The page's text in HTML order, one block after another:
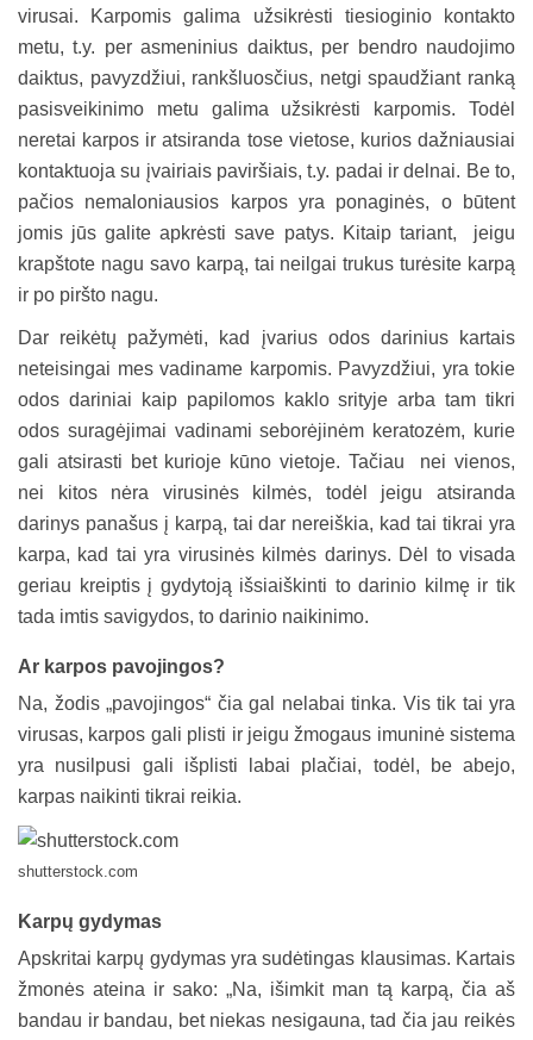
virusai. Karpomis galima užsikrėsti tiesioginio kontakto
metu, t.y. per asmeninius daiktus, per bendro naudojimo
daiktus, pavyzdžiui, rankšluosčius, netgi spaudžiant ranką
pasisveikinimo metu galima užsikrėsti karpomis. Todėl
neretai karpos ir atsiranda tose vietose, kurios dažniausiai
kontaktuoja su įvairiais paviršiais, t.y. padai ir delnai. Be to,
pačios nemaloniausios karpos yra ponaginės, o būtent
jomis jūs galite apkrėsti save patys. Kitaip tariant, jeigu
krapštote nagu savo karpą, tai neilgai trukus turėsite karpą
ir po piršto nagu.
Dar reikėtų pažymėti, kad įvarius odos darinius kartais
neteisingai mes vadiname karpomis. Pavyzdžiui, yra tokie
odos dariniai kaip papilomos kaklo srityje arba tam tikri
odos suragėjimai vadinami seborėjinėm keratozėm, kurie
gali atsirasti bet kurioje kūno vietoje. Tačiau nei vienos,
nei kitos nėra virusinės kilmės, todėl jeigu atsiranda
darinys panašus į karpą, tai dar nereiškia, kad tai tikrai yra
karpa, kad tai yra virusinės kilmės darinys. Dėl to visada
geriau kreiptis į gydytoją išsiaiškinti to darinio kilmę ir tik
tada imtis savigydos, to darinio naikinimo.
Ar karpos pavojingos?
Na, žodis „pavojingos“ čia gal nelabai tinka. Vis tik tai yra
virusas, karpos gali plisti ir jeigu žmogaus imuninė sistema
yra nusilpusi gali išplisti labai plačiai, todėl, be abejo,
karpas naikinti tikrai reikia.
shutterstock.com
Karpų gydymas
Apskritai karpų gydymas yra sudėtingas klausimas. Kartais
žmonės ateina ir sako: „Na, išimkit man tą karpą, čia aš
bandau ir bandau, bet niekas nesigauna, tad čia jau reikės